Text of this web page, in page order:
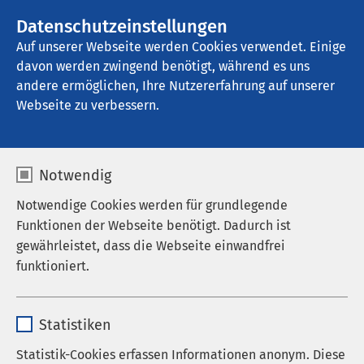
Datenschutzeinstellungen
Auf unserer Webseite werden Cookies verwendet. Einige
davon werden zwingend benötigt, während es uns
andere ermöglichen, Ihre Nutzererfahrung auf unserer
Webseite zu verbessern.
Notwendig
Notwendige Cookies werden für grundlegende
Funktionen der Webseite benötigt. Dadurch ist
gewährleistet, dass die Webseite einwandfrei
funktioniert.
Anbieter sgalinski
Statistiken
Statistik-Cookies erfassen Informationen anonym. Diese
AMEOS Klinikum Schönebeck
Ansprechpersonen
Ihr direkter Draht zu
unseren Ärztinnen, Ärzten
und Sekretariaten